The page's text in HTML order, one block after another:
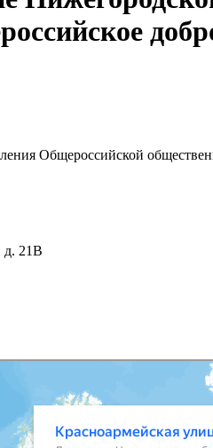
Общероссийской
д. 21В